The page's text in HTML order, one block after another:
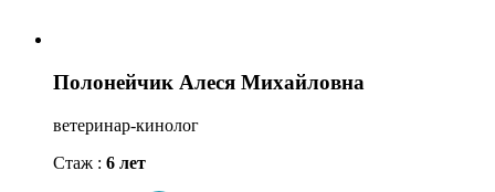
Полонейчик Алеся Михайловна
ветеринар-кинолог
Стаж : 6 лет